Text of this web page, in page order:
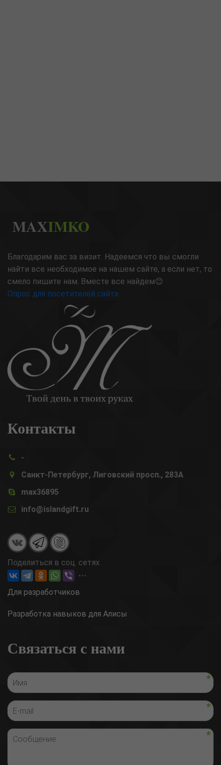
MAXIMKO
Благодарим вас за визит. Надеемся что вы смогли
найти все необходимое на нашем сайте, а если нет, то
смело пишите нам. Вместе все найдем😊
Опрос для посетителей сайта
Контакты
-
Санкт-Петербург, Лиговский просп., 283А
max36895
info@islandgift.ru
Поделиться в соц. сетях
Для разработчиков
Разработка навыков для Алисы
Связаться с нами